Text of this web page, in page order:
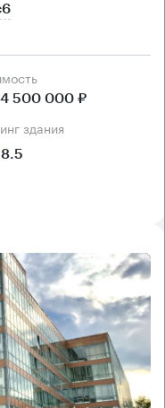
500 000 ₽
здания
8.5